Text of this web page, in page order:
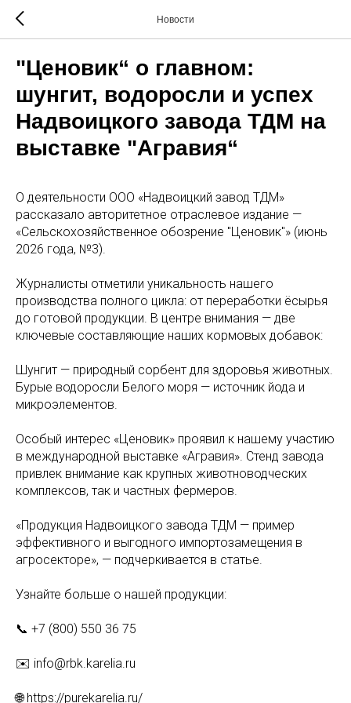
Новости
"Ценовик“ о главном:
шунгит, водоросли и успех
Надвоицкого завода ТДМ на
выставке "Агравия“
О деятельности ООО «Надвоицкий завод ТДМ»
рассказало авторитетное отраслевое издание —
«Сельскохозяйственное обозрение "Ценовик"» (июнь
2026 года, №3).
Журналисты отметили уникальность нашего
производства полного цикла: от переработки ёсырья
до готовой продукции. В центре внимания — две
ключевые составляющие наших кормовых добавок:
Шунгит — природный сорбент для здоровья животных.
Бурые водоросли Белого моря — источник йода и
микроэлементов.
Особый интерес «Ценовик» проявил к нашему участию
в международной выставке «Агравия». Стенд завода
привлек внимание как крупных животноводческих
комплексов, так и частных фермеров.
«Продукция Надвоицкого завода ТДМ — пример
эффективного и выгодного импортозамещения в
агросекторе», — подчеркивается в статье.
Узнайте больше о нашей продукции:
📞 +7 (800) 550 36 75
✉️ info@rbk.karelia.ru
🌐 https://purekarelia.ru/